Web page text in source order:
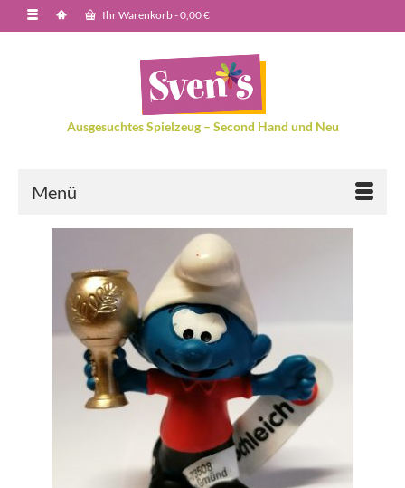
Ihr Warenkorb-0,00€
Ausgesuchtes Spielzeug – Second Hand und Neu
Menü